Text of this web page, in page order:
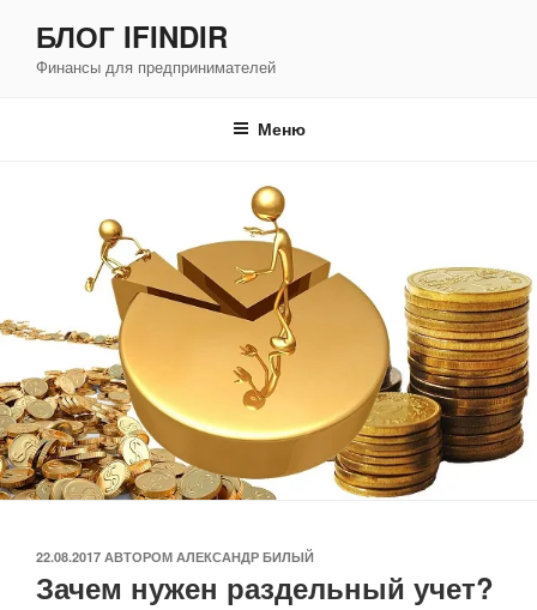
содержимому
БЛОГ IFINDIR
Финансы для предпринимателей
Меню
ОПУБЛИКОВАНО
22.08.2017 АВТОРОМ АЛЕКСАНДР БИЛЫЙ
Зачем нужен раздельный учет?